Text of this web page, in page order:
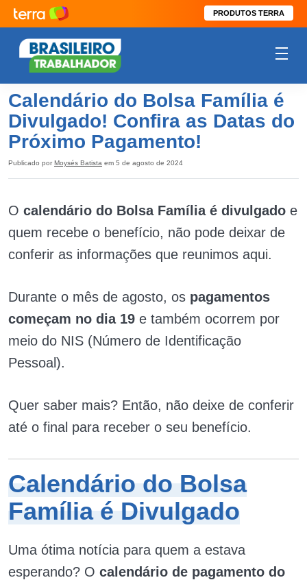
PRODUTOS TERRA
Calendário do Bolsa Família é
Divulgado! Confira as Datas do
Próximo Pagamento!
Publicado por Moysés Batista em 5 de agosto de 2024
O calendário do Bolsa Família é divulgado e
quem recebe o benefício, não pode deixar de
conferir as informações que reunimos aqui.
Durante o mês de agosto, os pagamentos
começam no dia 19 e também ocorrem por
meio do NIS (Número de Identificação
Pessoal).
Quer saber mais? Então, não deixe de conferir
até o final para receber o seu benefício.
Calendário do Bolsa
Família é Divulgado
Uma ótima notícia para quem a estava
esperando? O calendário de pagamento do